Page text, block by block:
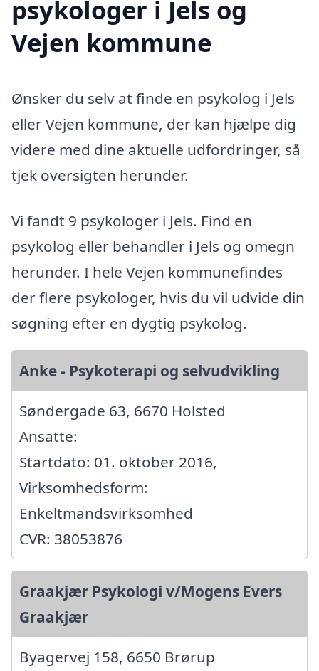
psykologer i Jels og
Vejen kommune
Ønsker du selv at finde en psykolog i Jels
eller Vejen kommune, der kan hjælpe dig
videre med dine aktuelle udfordringer, så
tjek oversigten herunder.
Vi fandt 9 psykologer i Jels. Find en
psykolog eller behandler i Jels og omegn
herunder. I hele Vejen kommunefindes
der flere psykologer, hvis du vil udvide din
søgning efter en dygtig psykolog.
Anke - Psykoterapi og selvudvikling
Søndergade 63, 6670 Holsted
Ansatte:
Startdato: 01. oktober 2016,
Virksomhedsform:
Enkeltmandsvirksomhed
CVR: 38053876
Graakjær Psykologi v/Mogens Evers
Graakjær
Byagervej 158, 6650 Brørup